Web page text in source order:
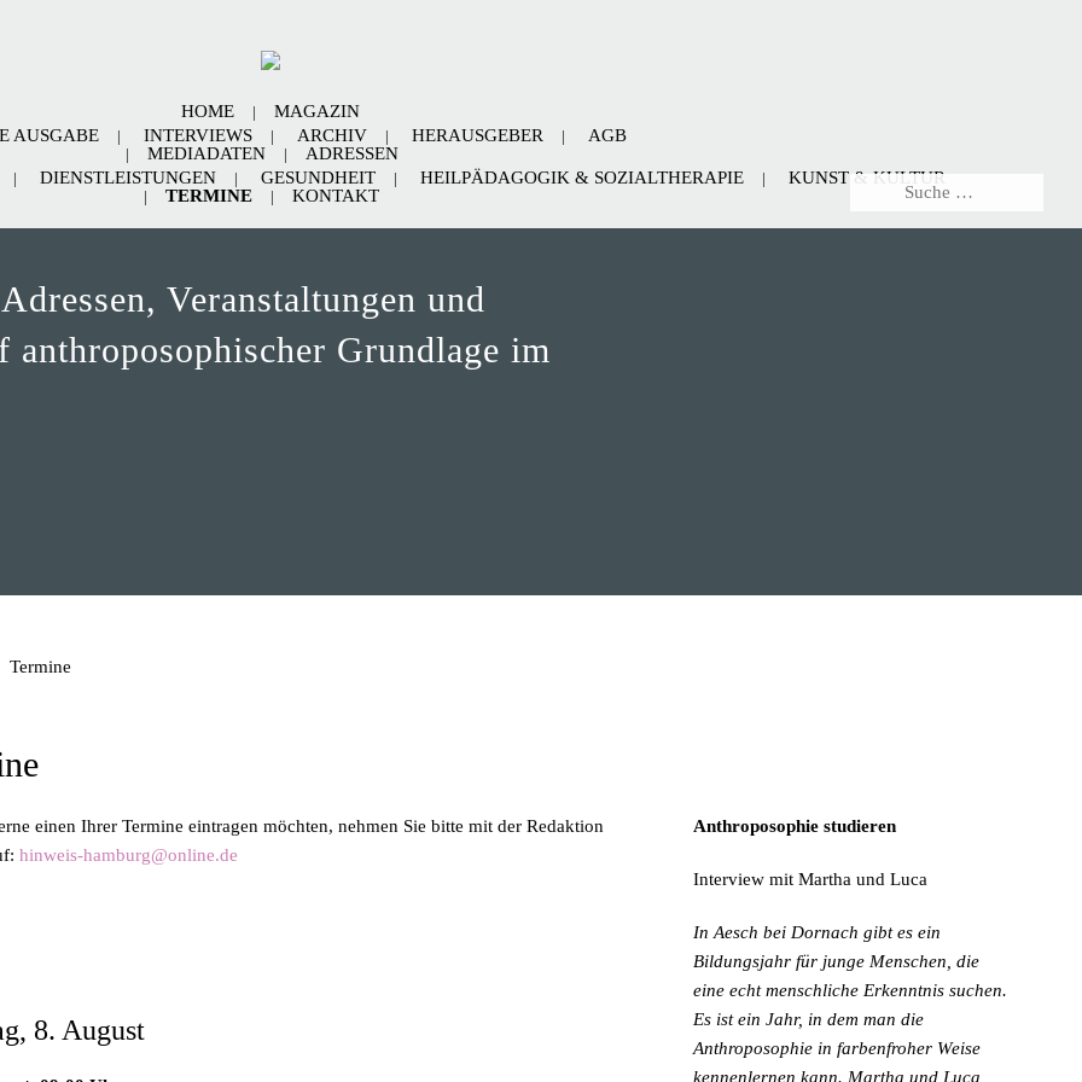
HOME
MAGAZIN
AUSGABE
INTERVIEWS ARCHIV HERAUSGEBER
AGB
MEDIADATEN
ADRESSEN
DIENSTLEISTUNGEN GESUNDHEIT HEILPÄDAGOGIK & SOZIALTHERAPIE
KUNST & KULTUR
TERMINE
KONTAKT
Veranstaltungen und
Grundlage im
zum Herunterladen
Termine
einen Ihrer Termine eintragen möchten, nehmen Sie bitte mit der Redaktion
hinweis-hamburg@online.de
8. August
Anthroposophie studieren
Interview mit Martha und Luca
In Aesch bei Dornach gibt es ein
Bildungsjahr für junge Menschen, die
eine echt menschliche Erkenntnis suchen.
Es ist ein Jahr, in dem man die
Anthroposophie in farbenfroher Weise
kennenlernen kann. Martha und Luca